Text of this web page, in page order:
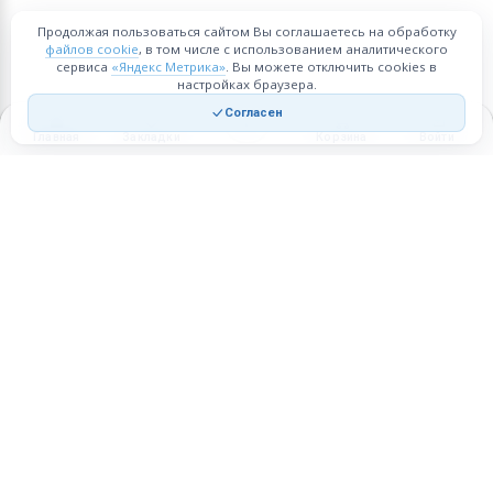
Главная Закладки Корзина Войти
Продолжая пользоваться сайтом Вы соглашаетесь на обработку
файлов cookie, в том числе с использованием аналитического
сервиса «Яндекс Метрика». Вы можете отключить cookies в
настройках браузера.
Согласен